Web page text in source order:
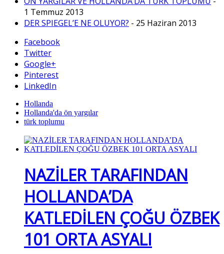
1 Temmuz 2013
DER SPIEGEL’E NE OLUYOR? - 25 Haziran 2013
Facebook
Twitter
Google+
Pinterest
LinkedIn
Hollanda
Hollanda'da ön yargılar
türk toplumu
NAZİLER TARAFINDAN
HOLLANDA’DA
KATLEDİLEN ÇOĞU ÖZBEK
101 ORTA ASYALI